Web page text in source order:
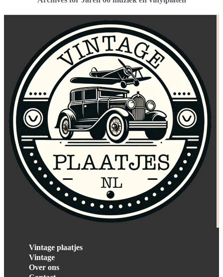
Vintage plaatjes
Vintage
Over ons